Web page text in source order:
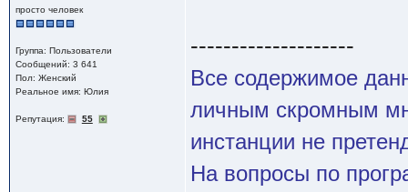
просто человек
Группа: Пользователи
Сообщений: 3 641
Пол: Женский
Реальное имя: Юлия
Репутация: 55
--------------------
Все содержимое
личным скромным
инстанции не
На вопросы по